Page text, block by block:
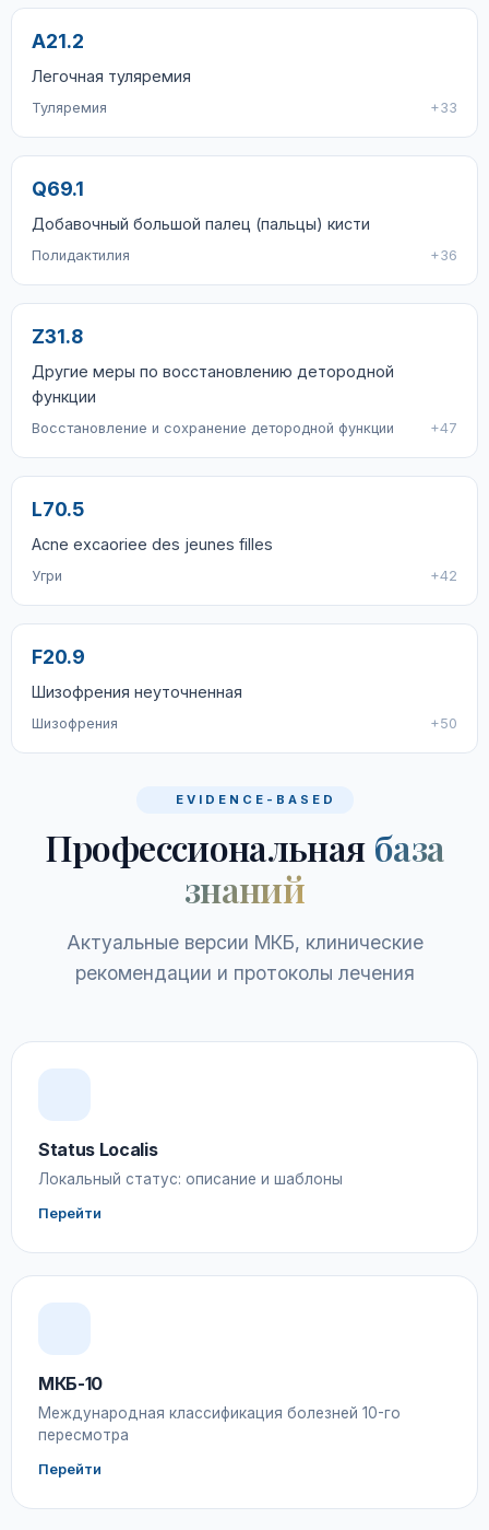
A21.2
Легочная туляремия
Туляремия +33
Q69.1
Добавочный большой палец (пальцы) кисти
Полидактилия +36
Z31.8
Другие меры по восстановлению детородной
функции
Восстановление и сохранение детородной функции +47
L70.5
Acne excaoriee des jeunes filles
Угри +42
F20.9
Шизофрения неуточненная
Шизофрения +50
EVIDENCE-BASED
Профессиональная база
знаний
Актуальные версии МКБ, клинические
рекомендации и протоколы лечения
Status Localis
Локальный статус: описание и шаблоны
Перейти
МКБ-10
Международная классификация болезней 10-го
пересмотра
Перейти